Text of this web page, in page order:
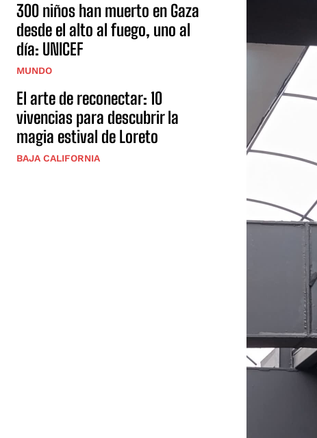
300 niños han muerto en Gaza
desde el alto al fuego, uno al
día: UNICEF
MUNDO
El arte de reconectar: 10
vivencias para descubrir la
magia estival de Loreto
BAJA CALIFORNIA